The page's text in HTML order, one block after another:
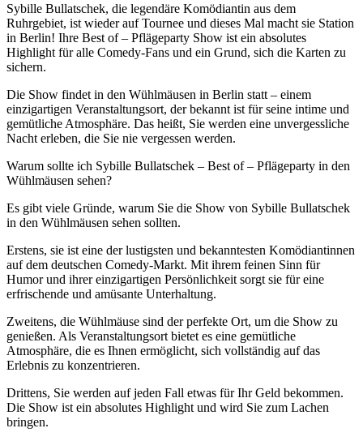
Sybille Bullatschek, die legendäre Komödiantin aus dem
Ruhrgebiet, ist wieder auf Tournee und dieses Mal macht sie Station
in Berlin! Ihre Best of – Pflägeparty Show ist ein absolutes
Highlight für alle Comedy-Fans und ein Grund, sich die Karten zu
sichern.
Die Show findet in den Wühlmäusen in Berlin statt – einem
einzigartigen Veranstaltungsort, der bekannt ist für seine intime und
gemütliche Atmosphäre. Das heißt, Sie werden eine unvergessliche
Nacht erleben, die Sie nie vergessen werden.
Warum sollte ich Sybille Bullatschek – Best of – Pflägeparty in den
Wühlmäusen sehen?
Es gibt viele Gründe, warum Sie die Show von Sybille Bullatschek
in den Wühlmäusen sehen sollten.
Erstens, sie ist eine der lustigsten und bekanntesten Komödiantinnen
auf dem deutschen Comedy-Markt. Mit ihrem feinen Sinn für
Humor und ihrer einzigartigen Persönlichkeit sorgt sie für eine
erfrischende und amüsante Unterhaltung.
Zweitens, die Wühlmäuse sind der perfekte Ort, um die Show zu
genießen. Als Veranstaltungsort bietet es eine gemütliche
Atmosphäre, die es Ihnen ermöglicht, sich vollständig auf das
Erlebnis zu konzentrieren.
Drittens, Sie werden auf jeden Fall etwas für Ihr Geld bekommen.
Die Show ist ein absolutes Highlight und wird Sie zum Lachen
bringen.